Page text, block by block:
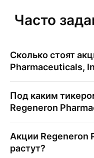
Часто
Сколько стоят
Pharmaceuticals,
Под каким
Regeneron
Акции Regeneron
растут?